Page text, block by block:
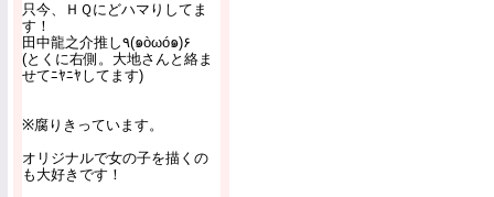
只今、ＨＱにどハマりしてま
す！
田中龍之介推し٩(๑òωó๑)۶
(とくに右側。大地さんと絡ま
せてﾆﾔﾆﾔしてます)
※腐りきっています。
オリジナルで女の子を描くの
も大好きです！